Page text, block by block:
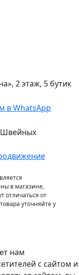
2 этаж, 5 бутик
Швейных
в магазине,
отличаться от
уточняйте у
нам
с сайтом и